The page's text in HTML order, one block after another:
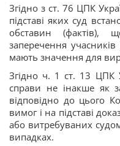
Згідно з ст. 76 ЦПК
підставі яких суд
обставин (фактів),
заперечення
мають значення для
Згідно ч. 1 ст. 13 ЦПК
справи не інакше як
відповідно до цього
вимог і на підставі
або витребуваних
випадках.